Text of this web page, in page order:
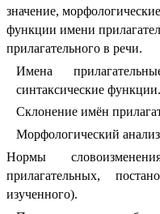
значение,
функции имени
прилагательного в речи.
Имена
синтаксические функции.
Склонение имён
Морфологический
Нормы
прилагательных,
изученного).